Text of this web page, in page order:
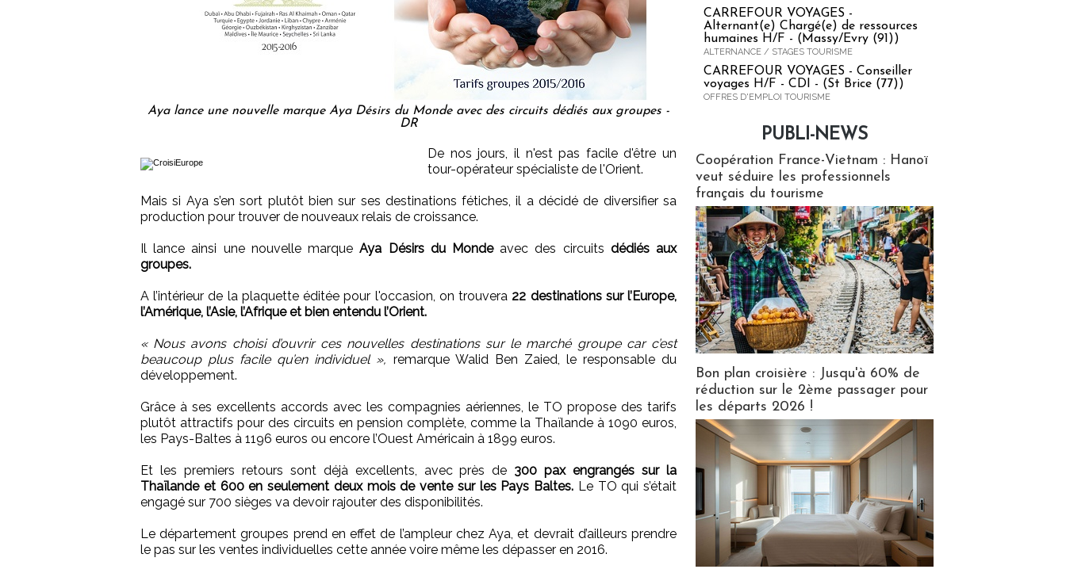
Aya lance une nouvelle marque Aya Désirs du Monde avec des circuits dédiés aux groupes -
DR
De nos jours, il n'est pas facile d'être un
tour-opérateur spécialiste de l'Orient.
Mais si Aya s’en sort plutôt bien sur ses destinations fétiches, il a décidé de diversifier sa
production pour trouver de nouveaux relais de croissance.
Il lance ainsi une nouvelle marqueAya Désirs du Mondeavec des circuits dédiés aux
groupes.
A l’intérieur de la plaquette éditée pour l'occasion, on trouvera 22 destinations sur l’Europe,
l’Amérique, l’Asie, l’Afrique et bien entendu l’Orient.
« Nous avons choisi d’ouvrir ces nouvelles destinations sur le marché groupe car c’est
beaucoup plus facile qu’en individuel », remarque Walid Ben Zaied, le responsable du
développement.
Grâce à ses excellents accords avec les compagnies aériennes, le TO propose des tarifs
plutôt attractifs pour des circuits en pension complète, comme la Thaïlande à 1090 euros,
les Pays-Baltes à 1196 euros ou encore l’Ouest Américain à 1899 euros.
Et les premiers retours sont déjà excellents, avec près de 300 pax engrangés sur la
Thaïlande et 600 en seulement deux mois de vente sur les Pays Baltes. Le TO qui s’était
engagé sur 700 sièges va devoir rajouter des disponibilités.
Le département groupes prend en effet de l’ampleur chez Aya, et devrait d’ailleurs prendre
le pas sur les ventes individuelles cette année voire même les dépasser en 2016.
CARREFOUR VOYAGES -
Alternant(e) Chargé(e) de ressources
humaines H/F - (Massy/Evry (91))
ALTERNANCE / STAGES TOURISME
CARREFOUR VOYAGES - Conseiller
voyages H/F - CDI - (St Brice (77))
OFFRES D'EMPLOI TOURISME
PUBLI-NEWS
Coopération France-Vietnam : Hanoï
veut séduire les professionnels
français du tourisme
Bon plan croisière : Jusqu'à 60% de
réduction sur le 2ème passager pour
les départs 2026 !